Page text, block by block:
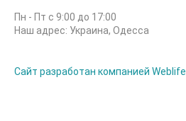
Пн - Пт с 9:00 до 17:00
Наш адрес: Украина, Одесса
Сайт разработан компанией Weblife